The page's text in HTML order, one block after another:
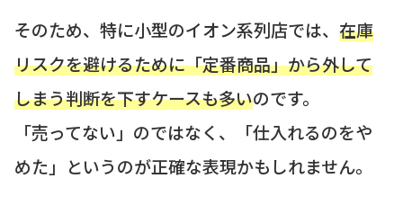
そのため、特に小型のイオン系列店では、 在庫
リスクを避けるために「定番商品」から外して
しまう判断を下すケースも多いのです。
「売ってない」のではなく、「仕入れるのをや
めた」というのが正確な表現かもしれません。